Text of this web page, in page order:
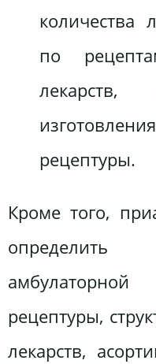
количества
по
рецептуры.
Кроме того,
рецептуры,
лекарств,